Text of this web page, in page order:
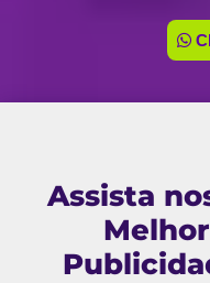
Assista